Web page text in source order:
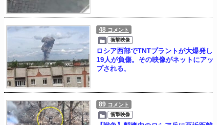
48 コメント
衝撃映像
ロシア西部でTNTプラントが大爆発し
19人が負傷。その映像がネットにアッ
プされる。
89 コメント
衝撃映像